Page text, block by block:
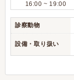
16:00 ~ 19:00
診察動物
設備・取り扱い